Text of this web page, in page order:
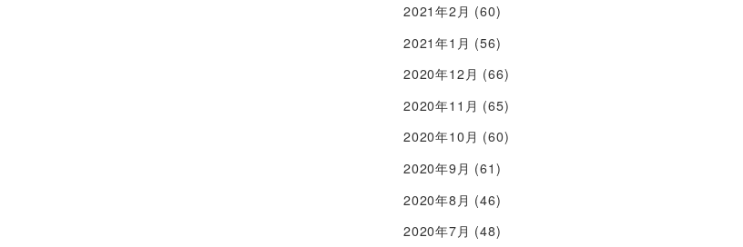
2021年2月 (60)
2021年1月 (56)
2020年12月 (66)
2020年11月 (65)
2020年10月 (60)
2020年9月 (61)
2020年8月 (46)
2020年7月 (48)